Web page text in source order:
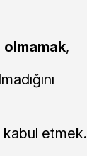
olmamak,
kabul etmek.